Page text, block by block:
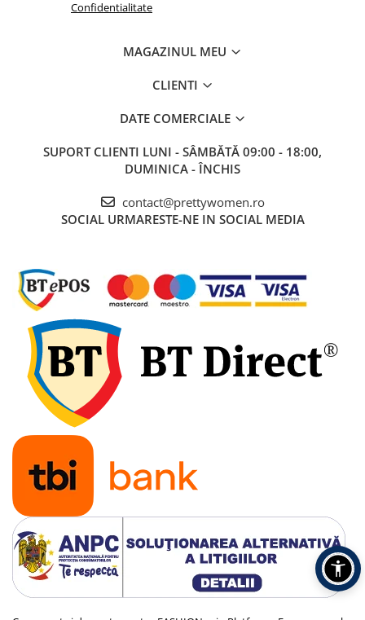
Confidentialitate
MAGAZINUL MEU
CLIENTI
DATE COMERCIALE
SUPORT CLIENTI LUNI - SÂMBĂTĂ 09:00 - 18:00,
DUMINICA - ÎNCHIS
contact@prettywomen.ro
SOCIAL URMARESTE-NE IN SOCIAL MEDIA